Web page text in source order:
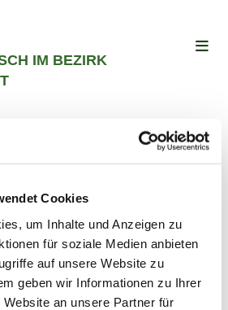
Cookies
um Inhalte und Anzeigen zu
für soziale Medien anbieten
auf unsere Website zu
geben wir Informationen zu Ihrer
an unsere Partner für
IM BEZIRK
Mag. Otto
Mesmer
Nachrichten